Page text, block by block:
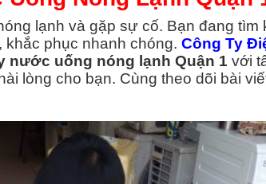
lạnh và gặp sự cố. Bạn đang tìm
khắc phục nhanh chóng. Công Ty
nước uống nóng lạnh Quận 1 với
lòng cho bạn. Cùng theo dõi bài